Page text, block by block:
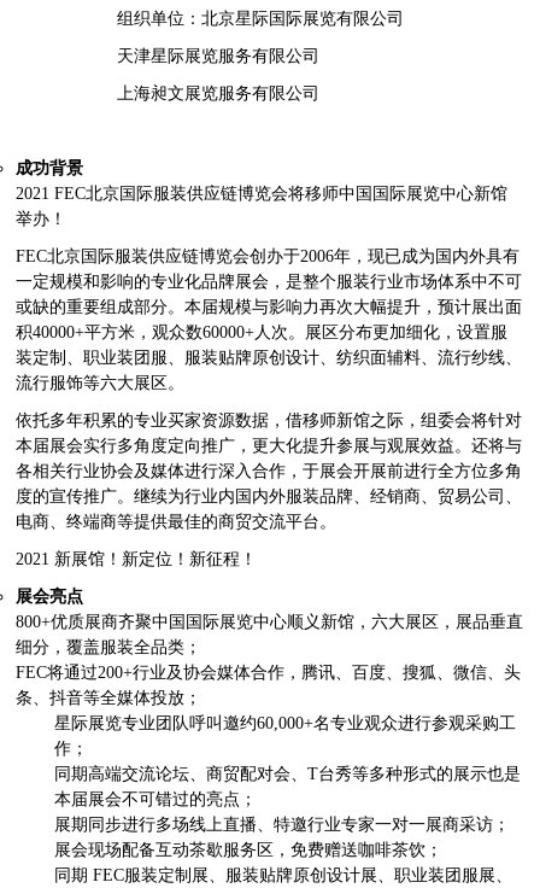
组织单位：北京星际国际展览有限公司
天津星际展览服务有限公司
上海昶文展览服务有限公司
成功背景
2021 FEC北京国际服装供应链博览会将移师中国国际展览中心新馆
举办！
FEC北京国际服装供应链博览会创办于2006年，现已成为国内外具有
一定规模和影响的专业化品牌展会，是整个服装行业市场体系中不可
或缺的重要组成部分。本届规模与影响力再次大幅提升，预计展出面
积40000+平方米，观众数60000+人次。展区分布更加细化，设置服
装定制、职业装团服、服装贴牌原创设计、纺织面辅料、流行纱线、
流行服饰等六大展区。
依托多年积累的专业买家资源数据，借移师新馆之际，组委会将针对
本届展会实行多角度定向推广，更大化提升参展与观展效益。还将与
各相关行业协会及媒体进行深入合作，于展会开展前进行全方位多角
度的宣传推广。继续为行业内国内外服装品牌、经销商、贸易公司、
电商、终端商等提供最佳的商贸交流平台。
2021 新展馆！新定位！新征程！
展会亮点
800+优质展商齐聚中国国际展览中心顺义新馆，六大展区，展品垂直
细分，覆盖服装全品类；
FEC将通过200+行业及协会媒体合作，腾讯、百度、搜狐、微信、头
条、抖音等全媒体投放；
星际展览专业团队呼叫邀约60,000+名专业观众进行参观采购工
作；
同期高端交流论坛、商贸配对会、T台秀等多种形式的展示也是
本届展会不可错过的亮点；
展期同步进行多场线上直播、特邀行业专家一对一展商采访；
展会现场配备互动茶歇服务区，免费赠送咖啡茶饮；
同期 FEC服装定制展、服装贴牌原创设计展、职业装团服展、